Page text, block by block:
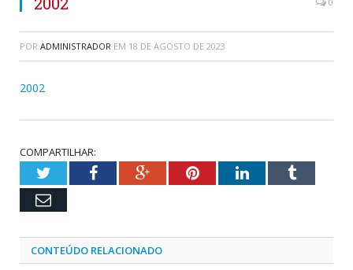
POR ADMINISTRADOR EM 18 DE AGOSTO DE 2023
2002
COMPARTILHAR:
TwitterFacebookGoogle+PinterestLinkedInTumblr
Email
CONTEÚDO RELACIONADO